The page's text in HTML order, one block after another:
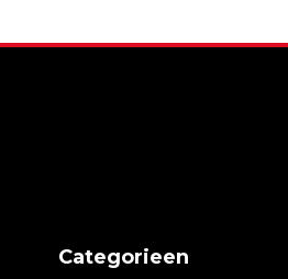
Categorieen